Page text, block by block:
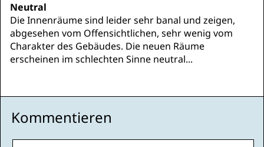
Neutral
Die Innenräume sind leider sehr banal und zeigen,
abgesehen vom Offensichtlichen, sehr wenig vom
Charakter des Gebäudes. Die neuen Räume
erscheinen im schlechten Sinne neutral...
Kommentieren